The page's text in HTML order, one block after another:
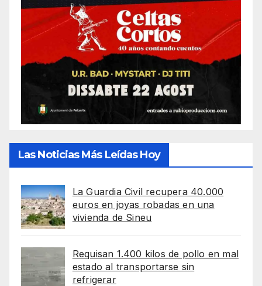
Las Noticias Más Leídas Hoy
La Guardia Civil recupera 40.000
euros en joyas robadas en una
vivienda de Sineu
Requisan 1.400 kilos de pollo en mal
estado al transportarse sin
refrigerar